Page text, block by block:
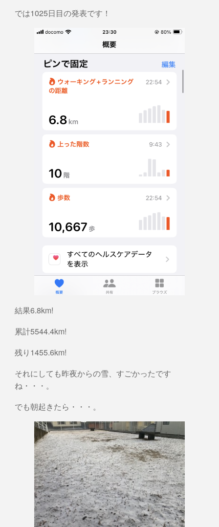
では1025日目の発表です！
結果6.8km!
累計5544.4km!
残り1455.6km!
それにしても昨夜からの雪、すごかったです
ね・・・。
でも朝起きたら・・・。